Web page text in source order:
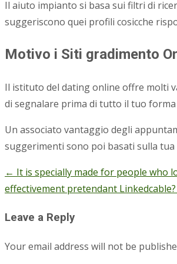
Il aiuto impianto si basa sui filtri di
suggeriscono quei profili cosicche
Motivo i Siti gradimento
Il istituto del dating online offre molti
di segnalare prima di tutto il tuo
Un associato vantaggio degli
suggerimenti sono poi basati sulla
Post
← It is specially made for people who
effectivement pretendant Linkedcable?
Leave a Reply
Your email address will not be